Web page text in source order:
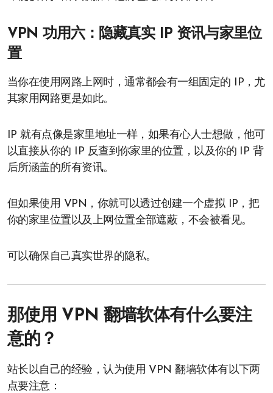
VPN 功用六：隐藏真实 IP 资讯与家里位
置
当你在使用网路上网时，通常都会有一组固定的 IP，尤
其家用网路更是如此。
IP 就有点像是家里地址一样，如果有心人士想做，他可
以直接从你的 IP 反查到你家里的位置，以及你的 IP 背
后所涵盖的所有资讯。
但如果使用 VPN，你就可以透过创建一个虚拟 IP，把
你的家里位置以及上网位置全部遮蔽，不会被看见。
可以确保自己真实世界的隐私。
那使用 VPN 翻墙软体有什么要注
意的？
站长以自己的经验，认为使用 VPN 翻墙软体有以下两
点要注意：